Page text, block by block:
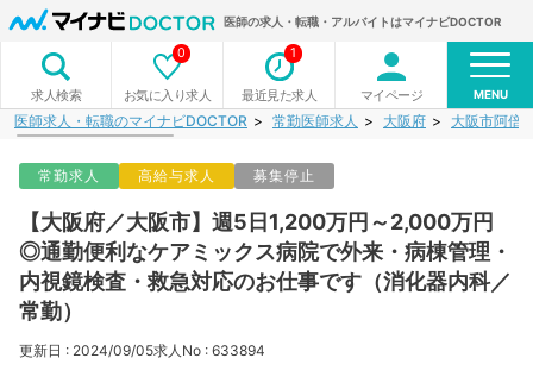
医師の求人・転職・アルバイトはマイナビDOCTOR
求人検索 お気に入り求人
0
最近見た求人
1
マイページ MENU
医師求人・転職のマイナビDOCTOR 常勤医師求人 大阪府 大阪市阿倍
常勤求人 高給与求人 募集停止
【大阪府／大阪市】週5日1,200万円～2,000万円
◎通勤便利なケアミックス病院で外来・病棟管理・
内視鏡検査・救急対応のお仕事です（消化器内科／
常勤）
更新日 : 2024/09/05求人No : 633894